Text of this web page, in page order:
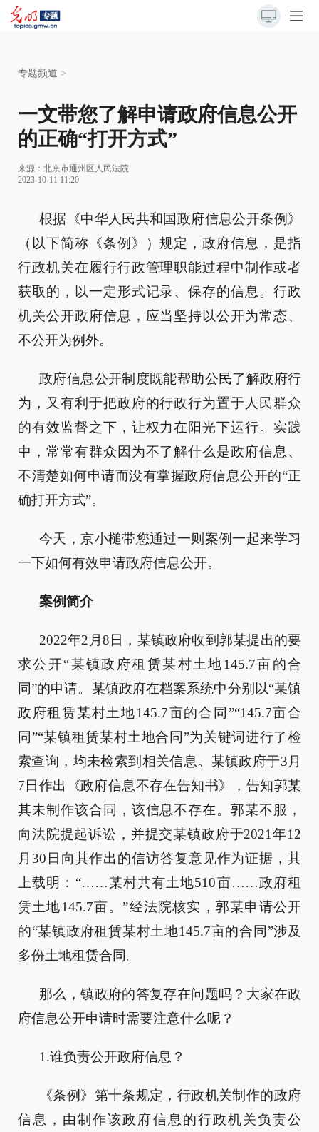
专题频道 >
一文带您了解申请政府信息公开
的正确“打开方式”
来源：北京市通州区人民法院
2023-10-11 11:20
根据《中华人民共和国政府信息公开条例》
（以下简称《条例》）规定，政府信息，是指
行政机关在履行行政管理职能过程中制作或者
获取的，以一定形式记录、保存的信息。行政
机关公开政府信息，应当坚持以公开为常态、
不公开为例外。
政府信息公开制度既能帮助公民了解政府行
为，又有利于把政府的行政行为置于人民群众
的有效监督之下，让权力在阳光下运行。实践
中，常常有群众因为不了解什么是政府信息、
不清楚如何申请而没有掌握政府信息公开的“正
确打开方式”。
今天，京小槌带您通过一则案例一起来学习
一下如何有效申请政府信息公开。
案例简介
2022年2月8日，某镇政府收到郭某提出的要
求公开“某镇政府租赁某村土地145.7亩的合
同”的申请。某镇政府在档案系统中分别以“某镇
政府租赁某村土地145.7亩的合同”“145.7亩合
同”“某镇租赁某村土地合同”为关键词进行了检
索查询，均未检索到相关信息。某镇政府于3月
7日作出《政府信息不存在告知书》，告知郭某
其未制作该合同，该信息不存在。郭某不服，
向法院提起诉讼，并提交某镇政府于2021年12
月30日向其作出的信访答复意见作为证据，其
上载明：“……某村共有土地510亩……政府租
赁土地145.7亩。”经法院核实，郭某申请公开
的“某镇政府租赁某村土地145.7亩的合同”涉及
多份土地租赁合同。
那么，镇政府的答复存在问题吗？大家在政
府信息公开申请时需要注意什么呢？
1.谁负责公开政府信息？
《条例》第十条规定，行政机关制作的政府
信息，由制作该政府信息的行政机关负责公